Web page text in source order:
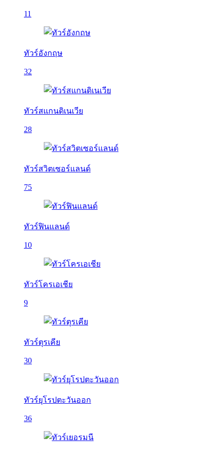
11
ทัวร์อังกฤษ
32
ทัวร์สแกนดิเนเวีย
28
ทัวร์สวิตเซอร์แลนด์
75
ทัวร์ฟินแลนด์
10
ทัวร์โครเอเชีย
9
ทัวร์ตุรเคีย
30
ทัวร์ยุโรปตะวันออก
36